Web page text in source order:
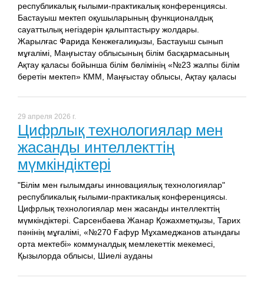
республикалық ғылыми-практикалық конференциясы.
Бастауыш мектеп оқушыларының функционалдық
сауаттылық негіздерін қалыптастыру жолдары.
Жарылғас Фарида Кенжеғалиқызы, Бастауыш сынып
мұғалімі, Маңғыстау облысының білім басқармасының
Ақтау қаласы бойынша білім бөлімінің «№23 жалпы білім
беретін мектеп» КММ, Маңғыстау облысы, Ақтау қаласы
29 апреля 2026 г.
Цифрлық технологиялар мен
жасанды интеллекттің
мүмкіндіктері
"Білім мен ғылымдағы инновациялық технологиялар"
республикалық ғылыми-практикалық конференциясы.
Цифрлық технологиялар мен жасанды интеллекттің
мүмкіндіктері. Сарсенбаева Жанар Қожахметқызы, Тарих
пәнінің мұғалімі, «№270 Ғафур Мұхамеджанов атындағы
орта мектебі» коммуналдық мемлекеттік мекемесі,
Қызылорда облысы, Шиелі ауданы